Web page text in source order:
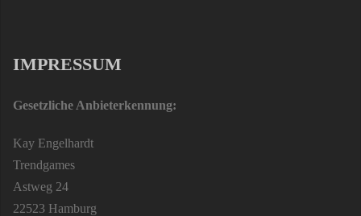
IMPRESSUM
Gesetzliche Anbieterkennung:
Kay Engelhardt
Trendgames
Astweg 24
22523 Hamburg